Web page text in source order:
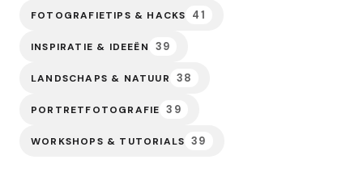
FOTOGRAFIETIPS & HACKS 41
INSPIRATIE & IDEEËN 39
LANDSCHAPS & NATUUR 38
PORTRETFOTOGRAFIE 39
WORKSHOPS & TUTORIALS 39